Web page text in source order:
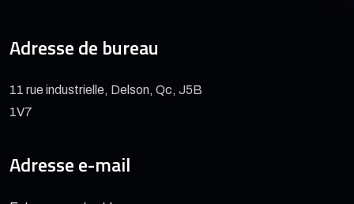
Adresse de bureau
11 rue industrielle, Delson, Qc, J5B
1V7
Adresse e-mail